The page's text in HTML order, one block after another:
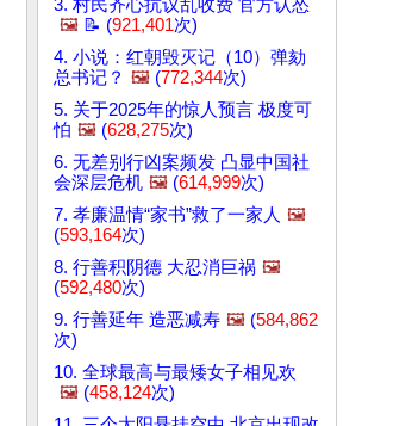
3. 村民齐心抗议乱收费 官方认怂
🖼️ 📝 (921,401次)
4. 小说：红朝毁灭记（10）弹劾
总书记？ 🖼️ (772,344次)
5. 关于2025年的惊人预言 极度可
怕 🖼️ (628,275次)
6. 无差别行凶案频发 凸显中国社
会深层危机 🖼️ (614,999次)
7. 孝廉温情“家书”救了一家人 🖼️
(593,164次)
8. 行善积阴德 大忍消巨祸 🖼️
(592,480次)
9. 行善延年 造恶减寿 🖼️ (584,862
次)
10. 全球最高与最矮女子相见欢
🖼️ (458,124次)